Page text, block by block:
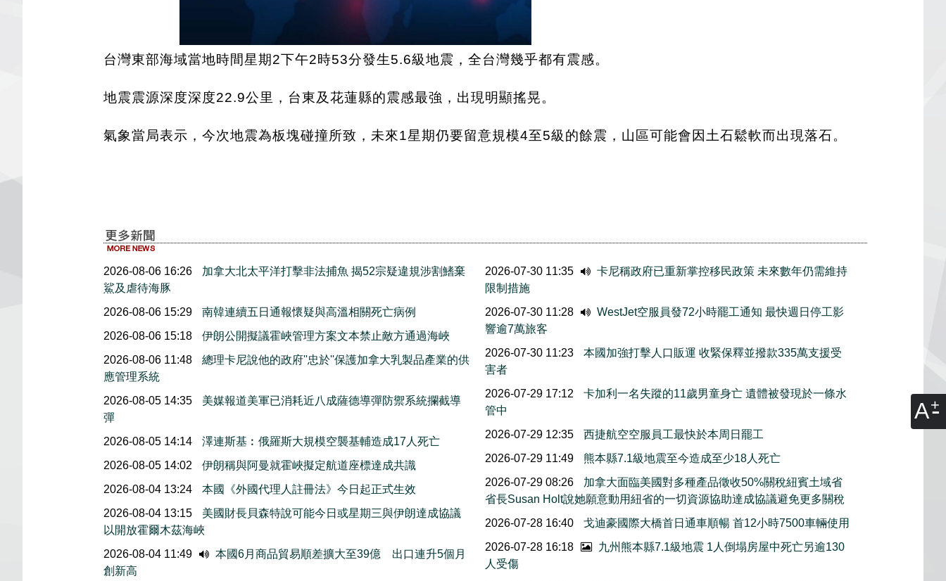
A
台灣東部海域當地時間星期2下午2時53分發生5.6級地震，全台灣幾乎都有震感。
地震震源深度深度22.9公里，台東及花蓮縣的震感最強，出現明顯搖晃。
氣象當局表示，今次地震為板塊碰撞所致，未來1星期仍要留意規模4至5級的餘震，山區可能會因土石鬆軟而出現落石。
2026-08-06 16:26
加拿大北太平洋打擊非法捕魚 揭52宗疑違規涉割鰭棄
鯊及虐待海豚
2026-08-06 15:29
南韓連續五日通報懷疑與高溫相關死亡病例
2026-08-06 15:18
伊朗公開擬議霍峽管理方案文本禁止敵方通過海峽
2026-08-06 11:48
總理卡尼說他的政府''忠於''保護加拿大乳製品產業的供
應管理系統
2026-08-05 14:35
美媒報道美軍已消耗近八成薩德導彈防禦系統攔截導
彈
2026-08-05 14:14
澤連斯基︰俄羅斯大規模空襲基輔造成17人死亡
2026-08-05 14:02
伊朗稱與阿曼就霍峽擬定航道座標達成共識
2026-08-04 13:24
本國《外國代理人註冊法》今日起正式生效
2026-08-04 13:15
美國財長貝森特說可能今日或星期三與伊朗達成協議
以開放霍爾木茲海峽
2026-08-04 11:49
本國6月商品貿易順差擴大至39億 出口連升5個月
創新高
2026-07-30 11:35
卡尼稱政府已重新掌控移民政策 未來數年仍需維持
限制措施
2026-07-30 11:28
WestJet空服員發72小時罷工通知 最快週日停工影
響逾7萬旅客
2026-07-30 11:23
本國加強打擊人口販運 收緊保釋並撥款335萬支援受
害者
2026-07-29 17:12
卡加利一名失蹤的11歲男童身亡 遺體被發現於一條水
管中
2026-07-29 12:35
西捷航空空服員工最快於本周日罷工
2026-07-29 11:49
熊本縣7.1級地震至今造成至少18人死亡
2026-07-29 08:26
加拿大面臨美國對多種產品徵收50%關稅紐賓土域省
省長Susan Holt說她願意動用紐省的一切資源協助達成協議避免更多關稅
2026-07-28 16:40
戈迪豪國際大橋首日通車順暢 首12小時7500車輛使用
2026-07-28 16:18
九州熊本縣7.1級地震 1人倒塌房屋中死亡另逾130
人受傷